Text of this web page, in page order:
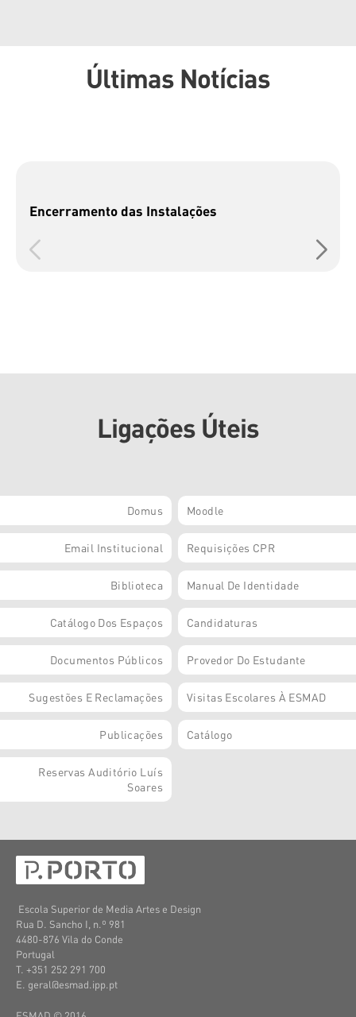
Últimas Notícias
Encerramento das Instalações
Ligações Úteis
Domus Moodle
Email Institucional Requisições CPR
Biblioteca Manual De Identidade
Catálogo Dos Espaços Candidaturas
Documentos Públicos Provedor Do Estudante
Sugestões E Reclamações Visitas Escolares À ESMAD
Publicações Catálogo
Reservas Auditório Luís
Soares
Escola Superior de Media Artes e Design
Rua D. Sancho I, n.º 981
4480-876 Vila do Conde
Portugal
T. +351 252 291 700
E. geral@esmad.ipp.pt